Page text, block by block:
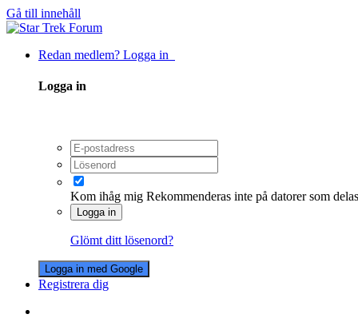
Gå till innehåll
Redan medlem? Logga in
Logga in
Kom ihåg mig Rekommenderas inte på datorer som
Logga in
Glömt ditt lösenord?
Logga in med Google
Registrera dig